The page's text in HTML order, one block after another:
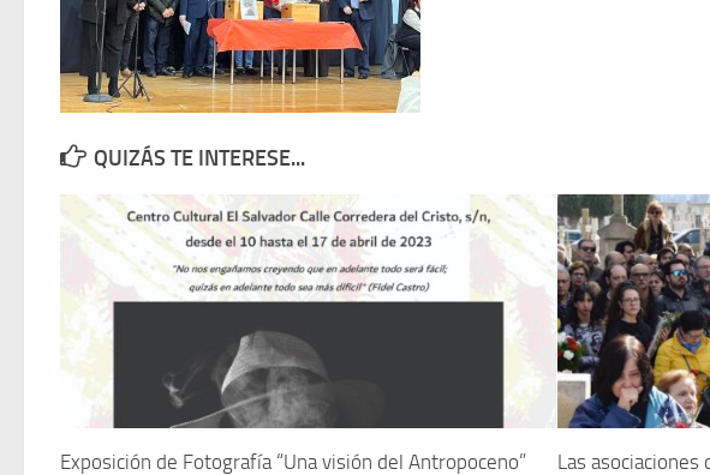
QUIZÁS TE INTERESE...
Exposición de Fotografía “Una visión del Antropoceno”
Las